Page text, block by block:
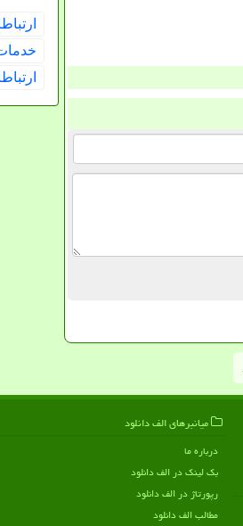
میانبرهای الف دانلود
درباره ما
بک لینک در الف دانلود
رپورتاژ در الف دانلود
مطالب الف دانلود